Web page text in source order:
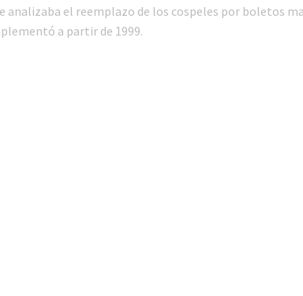
analizaba el reemplazo de los cospeles por boletos
a partir de 1999.